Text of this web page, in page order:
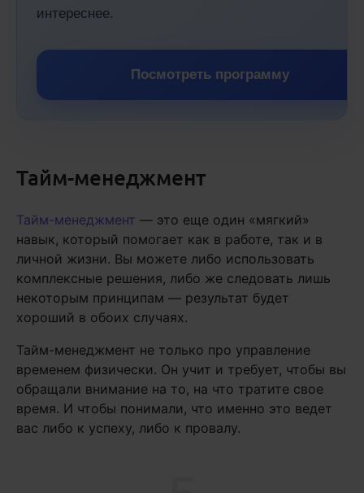
интереснее.
Посмотреть программу
Тайм-менеджмент
Тайм-менеджмент — это еще один «мягкий»
навык, который помогает как в работе, так и в
личной жизни. Вы можете либо использовать
комплексные решения, либо же следовать лишь
некоторым принципам — результат будет
хороший в обоих случаях.
Тайм-менеджмент не только про управление
временем физически. Он учит и требует, чтобы вы
обращали внимание на то, на что тратите свое
время. И чтобы понимали, что именно это ведет
вас либо к успеху, либо к провалу.